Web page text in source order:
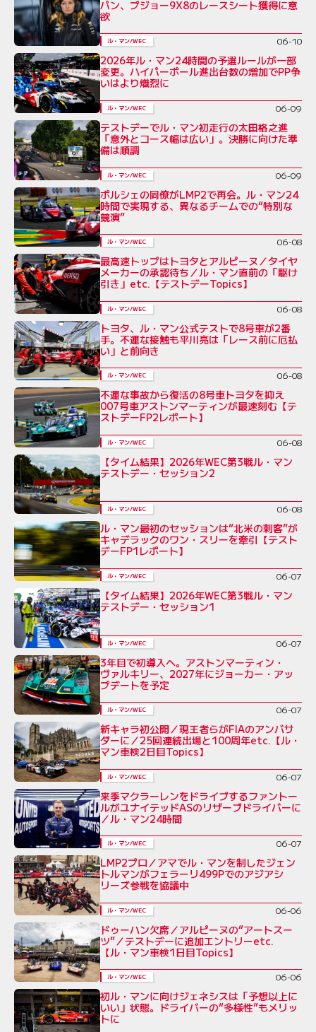
パン、プジョー9X8のレースシート獲得に意
欲
ル・マン/WEC 06-10
2026年ル・マン24時間の予選ルールが一部
変更。ハイパーポール進出台数の増加でPP争
いはより熾烈に
ル・マン/WEC 06-09
テストデーでル・マン初走行の太田格之進
「意外とコース幅は広い」。決勝に向けた準
備は順調
ル・マン/WEC 06-09
ポルシェの同僚がLMP2で再会。ル・マン24
時間で実現する、異なるチームでの“特別な
競演”
ル・マン/WEC 06-08
最高速トップはトヨタとアルピーヌ／タイヤ
メーカーの承認待ち／ル・マン直前の「駆け
引き」etc.【テストデーTopics】
ル・マン/WEC 06-08
トヨタ、ル・マン公式テストで8号車が2番
手。不運な接触も平川亮は「レース前に厄払
い」と前向き
ル・マン/WEC 06-08
不運な事故から復活の8号車トヨタを抑え
007号車アストンマーティンが最速刻む【テ
ストデーFP2レポート】
ル・マン/WEC 06-08
【タイム結果】2026年WEC第3戦ル・マン
テストデー・セッション2
ル・マン/WEC 06-08
ル・マン最初のセッションは“北米の刺客”が
キャデラックのワン・スリーを牽引【テスト
デーFP1レポート】
ル・マン/WEC 06-07
【タイム結果】2026年WEC第3戦ル・マン
テストデー・セッション1
ル・マン/WEC 06-07
3年目で初導入へ。アストンマーティン・
ヴァルキリー、2027年にジョーカー・アッ
プデートを予定
ル・マン/WEC 06-07
新キャラ初公開／現王者らがFIAのアンバサ
ダーに／25回連続出場と100周年etc.【ル・
マン車検2日目Topics】
ル・マン/WEC 06-07
来季マクラーレンをドライブするファントー
ルがユナイテッドASのリザーブドライバーに
／ル・マン24時間
ル・マン/WEC 06-07
LMP2プロ／アマでル・マンを制したジェン
トルマンがフェラーリ499Pでのアジアシ
リーズ参戦を協議中
ル・マン/WEC 06-06
ドゥーハン欠席／アルピーヌの“アートスー
ツ”／テストデーに追加エントリーetc.
【ル・マン車検1日目Topics】
ル・マン/WEC 06-06
初ル・マンに向けジェネシスは「予想以上に
いい」状態。ドライバーの“多様性”もメリッ
トに